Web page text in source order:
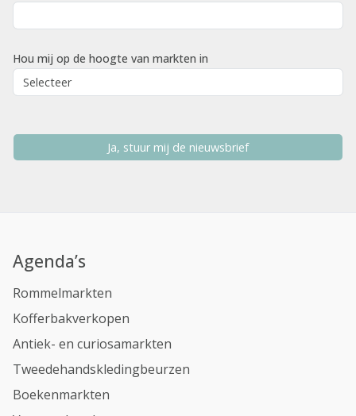
Hou mij op de hoogte van markten in
Ja, stuur mij de nieuwsbrief
Agenda’s
Rommelmarkten
Kofferbakverkopen
Antiek- en curiosamarkten
Tweedehandskledingbeurzen
Boekenmarkten